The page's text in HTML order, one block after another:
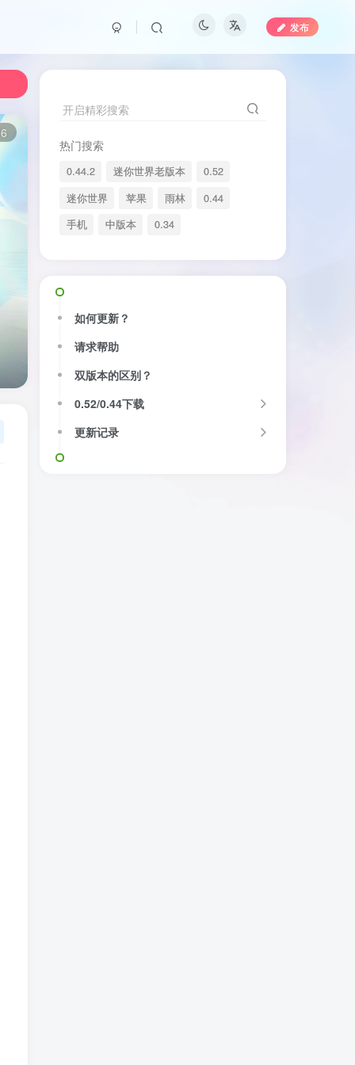
发布
开启精彩搜索
热门搜索
0.44.2 迷你世界老版本
0.52
迷你世界
苹果 雨林
0.44
手机
中版本 0.34
如何更新？
请求帮助
双版本的区别？
0.52/0.44下载
更新记录